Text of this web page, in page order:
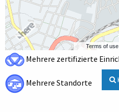
Terms of use
Mehrere zertifizierte
Mehrere Standorte